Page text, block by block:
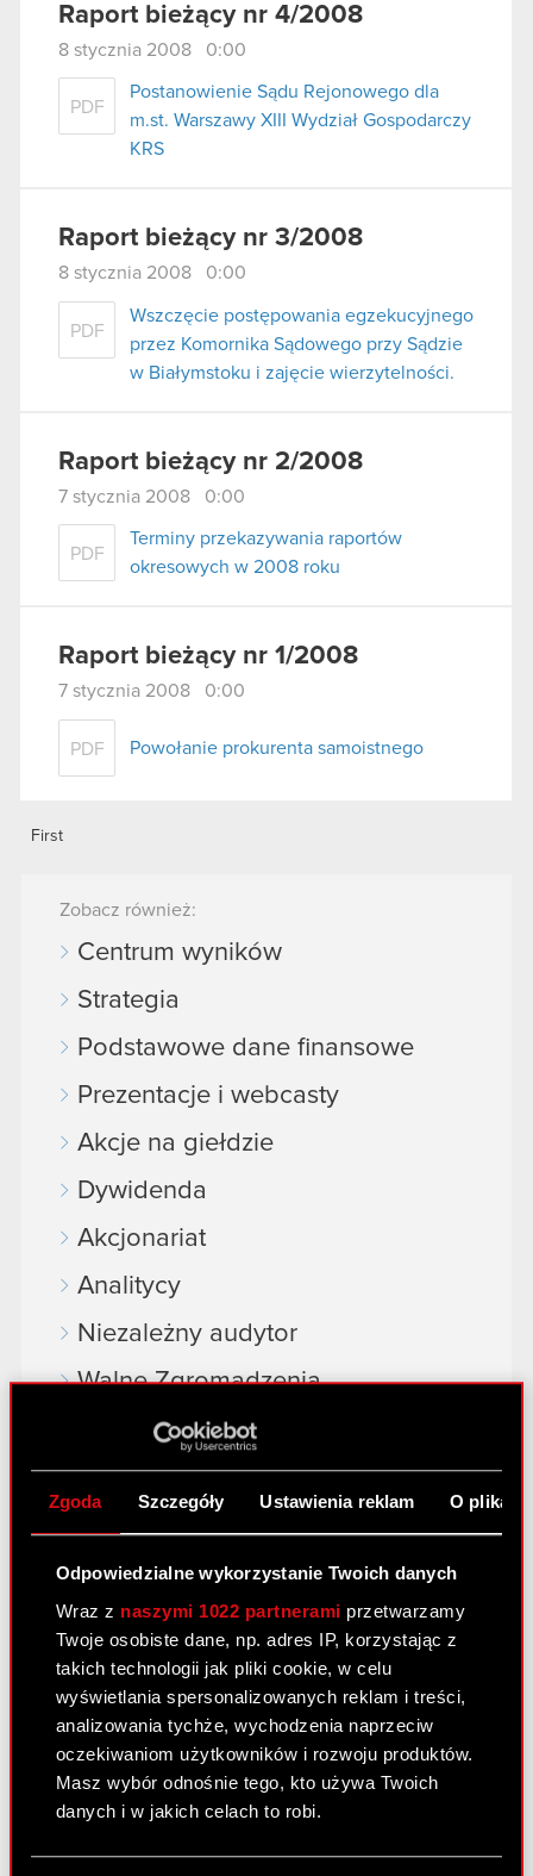
Zgoda Szczegóły Ustawienia reklam O
Odpowiedzialne wykorzystanie Twoich danych
Wraz z naszymi 1022 partnerami przetwarzamy
Twoje osobiste dane, np. adres IP, korzystając z
takich technologii jak pliki cookie, w celu
wyświetlania spersonalizowanych reklam i treści,
analizowania tychże, wychodzenia naprzeciw
oczekiwaniom użytkowników i rozwoju produktów.
Masz wybór odnośnie tego, kto używa Twoich
danych i w jakich celach to robi.
Raport bieżący nr 4/2008
8 stycznia 2008 0:00
PDF
Postanowienie Sądu Rejonowego dla
m.st. Warszawy XIII Wydział Gospodarczy
KRS
Raport bieżący nr 3/2008
8 stycznia 2008 0:00
PDF
Wszczęcie postępowania egzekucyjnego
przez Komornika Sądowego przy Sądzie
w Białymstoku i zajęcie wierzytelności.
Raport bieżący nr 2/2008
7 stycznia 2008 0:00
PDF
Terminy przekazywania raportów
okresowych w 2008 roku
Raport bieżący nr 1/2008
7 stycznia 2008 0:00
PDF Powołanie prokurenta samoistnego
First
Zobacz również:
Centrum wyników
Strategia
Podstawowe dane finansowe
Prezentacje i webcasty
Akcje na giełdzie
Dywidenda
Akcjonariat
Analitycy
Niezależny audytor
Walne Zgromadzenia
Wynagrodzenia członków
Okresy zamknięte
FAQ
Przydatne linki
Kontakt IR
Dowiedz się więcej:
thewitcher.com